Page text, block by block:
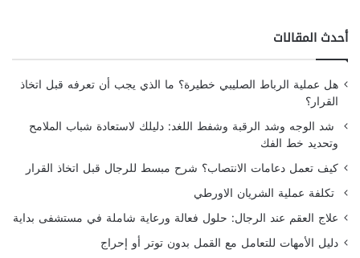
أحدث المقالات
هل عملية الرباط الصليبي خطيرة؟ ما الذي يجب أن تعرفه قبل اتخاذ
القرار؟
شد الوجه وشد الرقبة وشفط اللغد: دليلك لاستعادة شباب الملامح
وتحديد خط الفك
كيف تعمل دعامات الانتصاب؟ شرح مبسط للرجال قبل اتخاذ القرار
تكلفة عملية الشريان الاورطي
علاج العقم عند الرجال: حلول فعالة ورعاية شاملة في مستشفى بداية
دليل الأمهات للتعامل مع القمل بدون توتر أو إحراج